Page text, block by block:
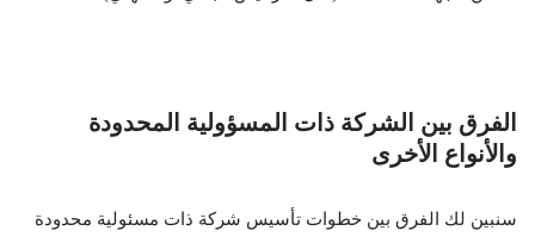
الفرق بين الشركة ذات المسؤولية المحدودة
والأنواع الأخرى
سنبين لك الفرق بين خطوات تأسيس شركة ذات مسئولية محدودة